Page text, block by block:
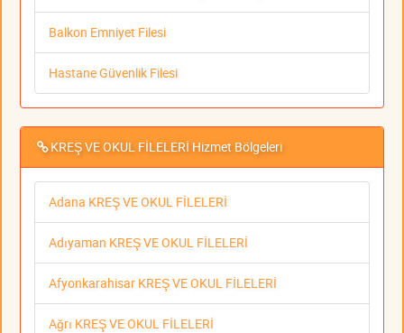
Balkon Emniyet Filesi
Hastane Güvenlik Filesi
KREŞ VE OKUL FİLELERİ Hizmet Bölgeleri
Adana KREŞ VE OKUL FİLELERİ
Adıyaman KREŞ VE OKUL FİLELERİ
Afyonkarahisar KREŞ VE OKUL FİLELERİ
Ağrı KREŞ VE OKUL FİLELERİ